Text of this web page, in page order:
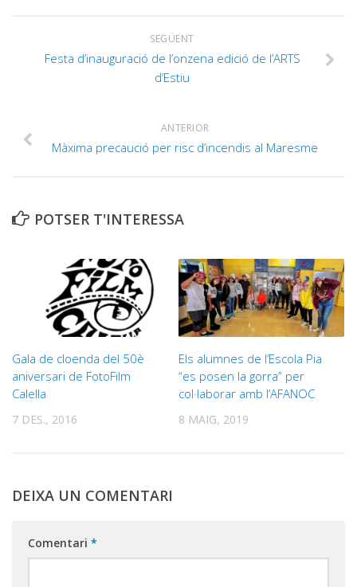
SEGÜENT
Festa d’inauguració de l’onzena edició de l’ARTS
d’Estiu
ANTERIOR
Màxima precaució per risc d’incendis al Maresme
POTSER T'INTERESSA
Gala de cloenda del 50è
aniversari de FotoFilm
Calella
7 DES., 2016
Els alumnes de l’Escola Pia
“es posen la gorra” per
col·laborar amb l’AFANOC
8 MAIG, 2019
DEIXA UN COMENTARI
Comentari *